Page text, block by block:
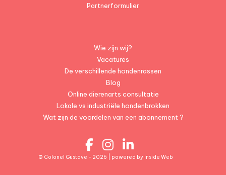
Partnerformulier
Wie zijn wij?
Vacatures
De verschillende hondenrassen
Blog
Online dierenarts consultatie
Lokale vs industriële hondenbrokken
Wat zijn de voordelen van een abonnement ?
© Colonel Gustave - 2026 | powered by Inside Web